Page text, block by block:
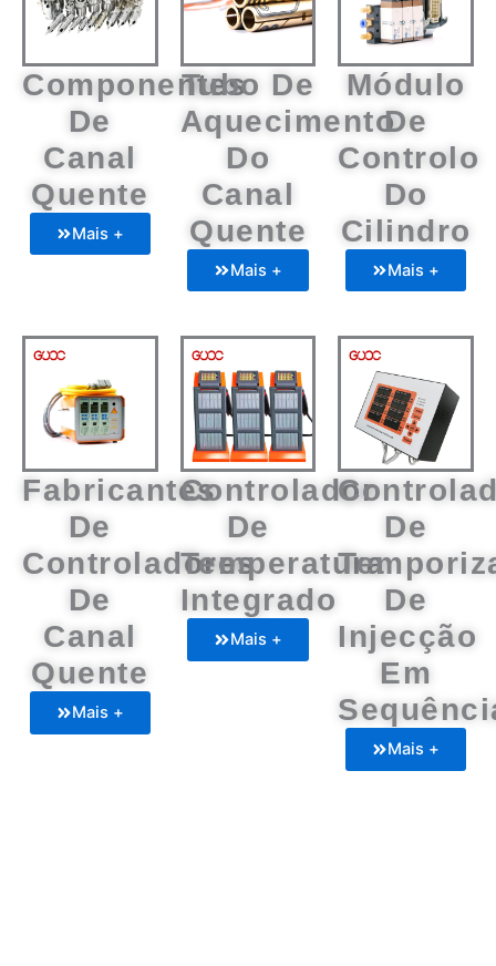
Componentes
De
Canal
Quente
Mais +
Tubo De
Aquecimento
Do
Canal
Quente
Mais +
Módulo
De
Controlo
Do
Cilindro
Mais +
Fabricantes
De
Controladores
De
Canal
Quente
Mais +
Controlador
De
Temperatura
Integrado
Mais +
De
De
Injecção
Em
Mais +